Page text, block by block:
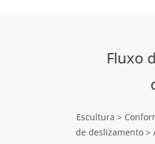
Fluxo
Escultura >
de deslizamento >